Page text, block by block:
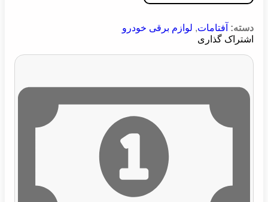
دسته: آفتامات, لوازم برقی خودرو
اشتراک گذاری